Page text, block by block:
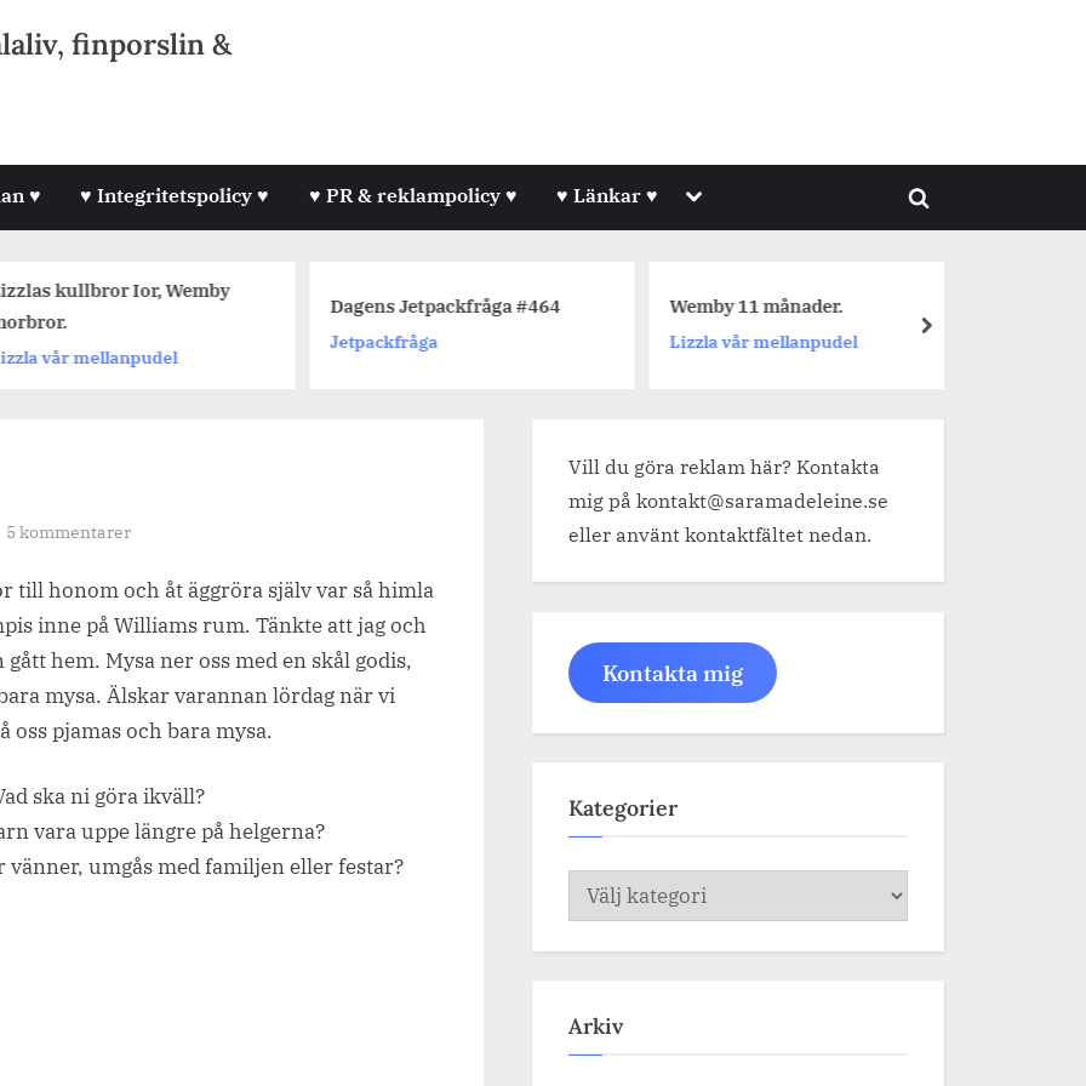
finporslin &
♥ ♥ Integritetspolicy ♥ ♥ PR & reklampolicy ♥ ♥ Länkar ♥ Toggle
menu
Toggle
kullbror Ior, Wemby
vår mellanpudel
Dagens Jetpackfråga #464
Jetpackfråga
Wemby 11 månader.
Lizzla vår mellanpudel next
5 kommentarertill
till honom och åt äggröra själv var så himla
inne på Williams rum. Tänkte att jag och
hem. Mysa ner oss med en skål godis,
mysa. Älskar varannan lördag när vi
oss pjamas och bara mysa.
ska ni göra ikväll?
vara uppe längre på helgerna?
umgås med familjen eller festar?
Vill du göra reklam här? Kontakta
mig på kontakt@saramadeleine.se
eller använt kontaktfältet nedan.
Kontakta mig
Kategorier
Kategorier
Arkiv